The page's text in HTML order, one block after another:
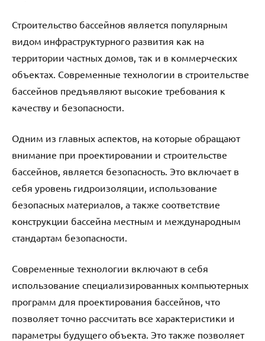
Строительство бассейнов является популярным
видом инфраструктурного развития как на
территории частных домов, так и в коммерческих
объектах. Современные технологии в строительстве
бассейнов предъявляют высокие требования к
качеству и безопасности.
Одним из главных аспектов, на которые обращают
внимание при проектировании и строительстве
бассейнов, является безопасность. Это включает в
себя уровень гидроизоляции, использование
безопасных материалов, а также соответствие
конструкции бассейна местным и международным
стандартам безопасности.
Современные технологии включают в себя
использование специализированных компьютерных
программ для проектирования бассейнов, что
позволяет точно рассчитать все характеристики и
параметры будущего объекта. Это также позволяет